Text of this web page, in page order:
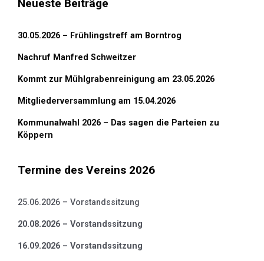
Neueste Beiträge
30.05.2026 – Frühlingstreff am Borntrog
Nachruf Manfred Schweitzer
Kommt zur Mühlgrabenreinigung am 23.05.2026
Mitgliederversammlung am 15.04.2026
Kommunalwahl 2026 – Das sagen die Parteien zu
Köppern
Termine des Vereins 2026
25.06.2026 – Vorstandssitzung
20.08.2026 – Vorstandssitzung
16.09.2026 – Vorstandssitzung